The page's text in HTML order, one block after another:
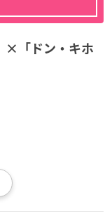
×「ドン・キホ